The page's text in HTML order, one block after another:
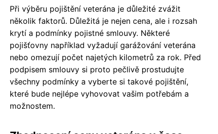
Při výběru pojištění veterána je důležité zvážit
několik faktorů. Důležitá je nejen cena, ale i rozsah
krytí a podmínky pojistné smlouvy. Některé
pojišťovny například vyžadují garážování veterána
nebo omezují počet najetých kilometrů za rok. Před
podpisem smlouvy si proto pečlivě prostudujte
všechny podmínky a vyberte si takové pojištění,
které bude nejlépe vyhovovat vašim potřebám a
možnostem.